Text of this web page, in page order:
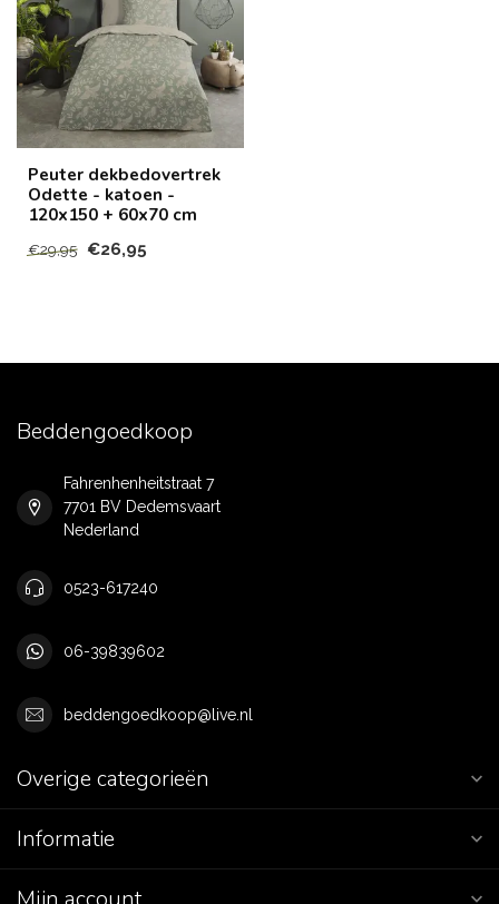
Peuter dekbedovertrek
Odette - katoen -
120x150 + 60x70 cm
€29,95 €26,95
Beddengoedkoop
Fahrenhenheitstraat 7
7701 BV Dedemsvaart
Nederland
0523-617240
06-39839602
beddengoedkoop@live.nl
Overige categorieën
Informatie